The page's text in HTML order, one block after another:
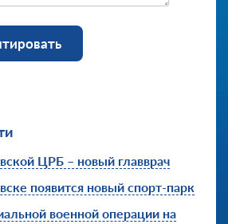
ЦРБ – новый главврач
появится новый спорт-парк
военной операции на